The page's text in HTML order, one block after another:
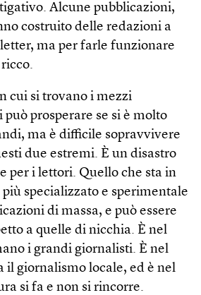
Alcune pubblicazioni,
costruito delle redazioni a
ma per farle funzionare
cui si trovano i mezzi
prosperare se si è molto
ma è difficile sopravvivere
due estremi. È un disastro
per i lettori. Quello che sta in
più specializzato e sperimentale
di massa, e può essere
a quelle di nicchia. È nel
i grandi giornalisti. È nel
il giornalismo locale, ed è nel
si fa e non si rincorre.